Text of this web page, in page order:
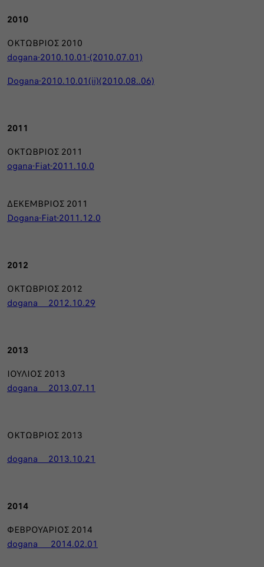
2010
ΟΚΤΩΒΡΙΟΣ 2010
dogana-2010.10.01-(2010.07.01)
Dogana-2010.10.01(ii)(2010.08..06)
2011
ΟΚΤΩΒΡΙΟΣ 2011
ogana-Fiat-2011.10.0
ΔΕΚΕΜΒΡΙΟΣ 2011
Dogana-Fiat-2011.12.0
2012
ΟΚΤΩΒΡΙΟΣ 2012
dogana_ _2012.10.29
2013
ΙΟΥΛΙΟΣ 2013
dogana_ _2013.07.11
ΟΚΤΩΒΡΙΟΣ 2013
dogana_ _2013.10.21
2014
ΦΕΒΡΟΥΑΡΙΟΣ 2014
dogana_ _ 2014.02.01